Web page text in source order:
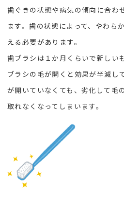
歯ぐきの状態や病気の傾向に合わ
ます。歯の状態によって、やわら
える必要があります。
歯ブラシは１か月くらいで新しい
ブラシの毛が開くと効果が半減し
が開いていなくても、劣化して毛
取れなくなってしまいます。